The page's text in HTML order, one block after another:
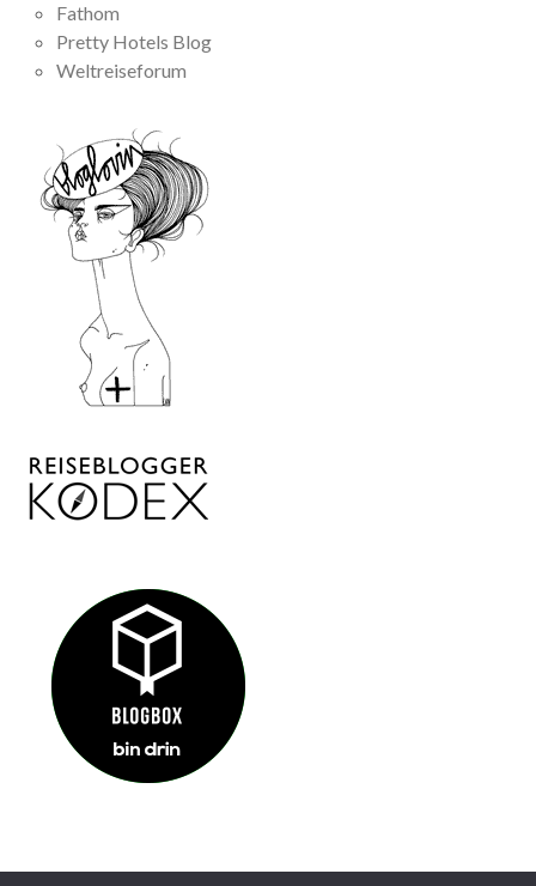
Fathom
Pretty Hotels Blog
Weltreiseforum